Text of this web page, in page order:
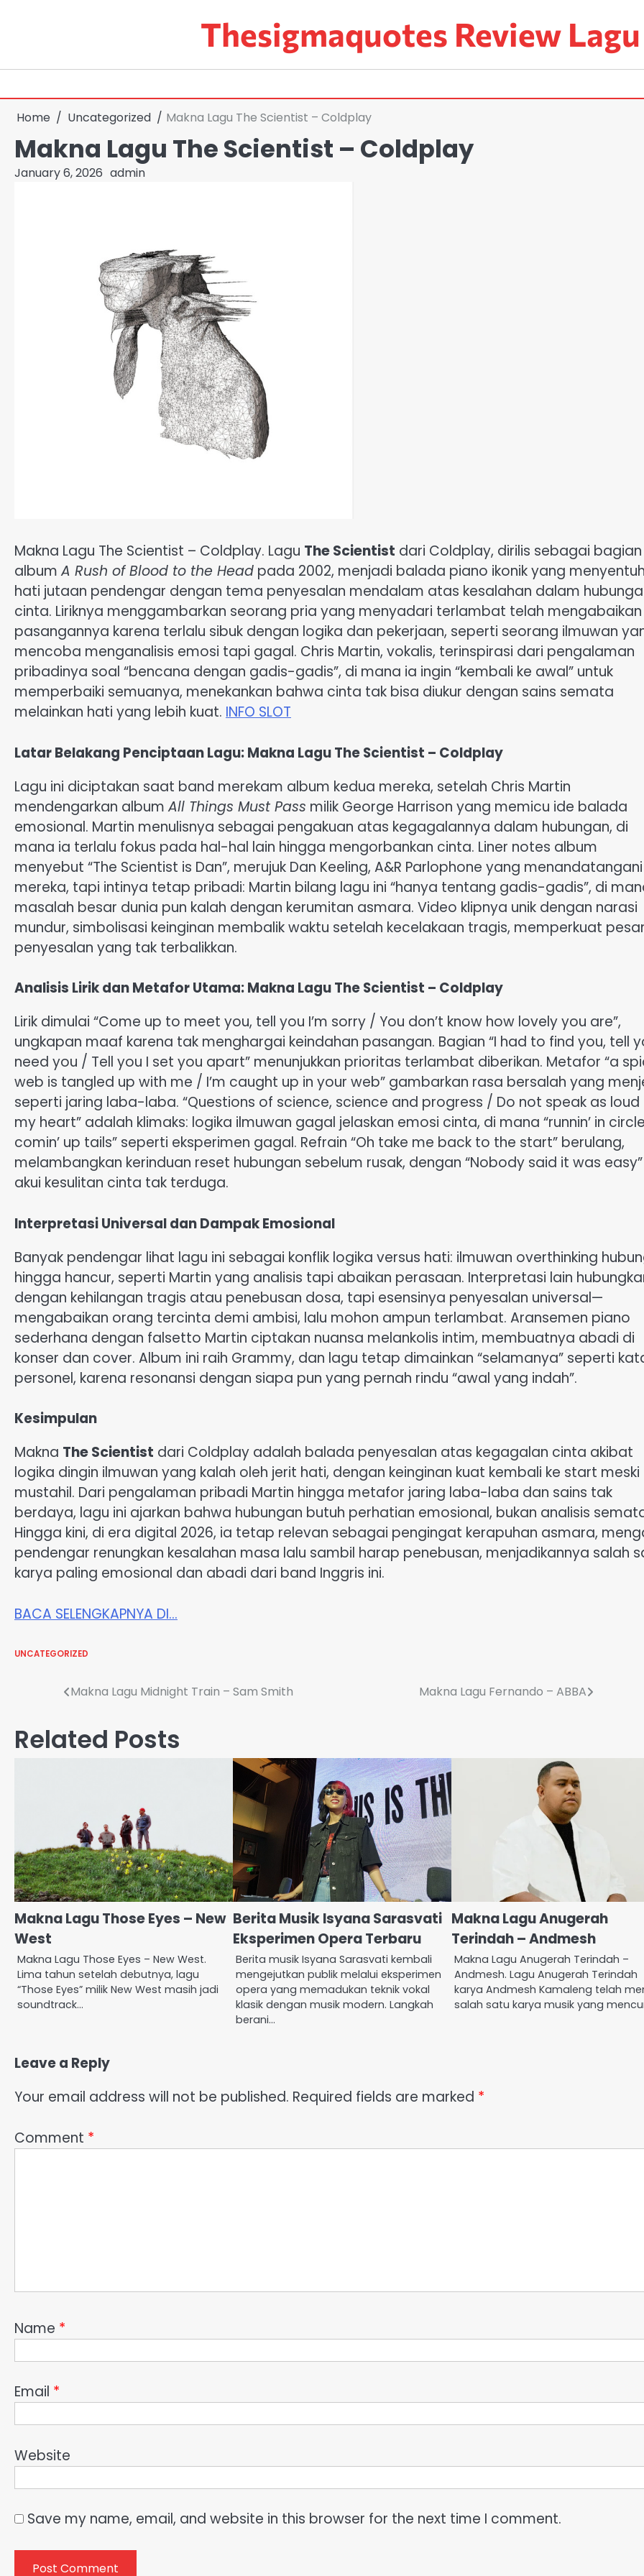
Thesigmaquotes Review
Home Uncategorized Makna Lagu The Scientist – Coldplay
Makna Lagu The Scientist – Coldplay
January 6, 2026 admin
Makna Lagu The Scientist – Coldplay. Lagu The Scientist dari Coldplay, dirilis sebagai bagian
album A Rush of Blood to the Head pada 2002, menjadi balada piano ikonik yang
hati jutaan pendengar dengan tema penyesalan mendalam atas kesalahan dalam
cinta. Liriknya menggambarkan seorang pria yang menyadari terlambat telah mengabaikan
pasangannya karena terlalu sibuk dengan logika dan pekerjaan, seperti seorang ilmuwan
mencoba menganalisis emosi tapi gagal. Chris Martin, vokalis, terinspirasi dari pengalaman
pribadinya soal “bencana dengan gadis-gadis”, di mana ia ingin “kembali ke awal” untuk
memperbaiki semuanya, menekankan bahwa cinta tak bisa diukur dengan sains semata
melainkan hati yang lebih kuat. INFO SLOT
Latar Belakang Penciptaan Lagu: Makna Lagu The Scientist – Coldplay
Lagu ini diciptakan saat band merekam album kedua mereka, setelah Chris Martin
mendengarkan album All Things Must Pass milik George Harrison yang memicu ide balada
emosional. Martin menulisnya sebagai pengakuan atas kegagalannya dalam hubungan, di
mana ia terlalu fokus pada hal-hal lain hingga mengorbankan cinta. Liner notes album
menyebut “The Scientist is Dan”, merujuk Dan Keeling, A&R Parlophone yang menandatangani
mereka, tapi intinya tetap pribadi: Martin bilang lagu ini “hanya tentang gadis-gadis”, di
masalah besar dunia pun kalah dengan kerumitan asmara. Video klipnya unik dengan narasi
mundur, simbolisasi keinginan membalik waktu setelah kecelakaan tragis, memperkuat
penyesalan yang tak terbalikkan.
Analisis Lirik dan Metafor Utama: Makna Lagu The Scientist – Coldplay
Lirik dimulai “Come up to meet you, tell you I’m sorry / You don’t know how lovely you are”,
ungkapan maaf karena tak menghargai keindahan pasangan. Bagian “I had to find you, tell
need you / Tell you I set you apart” menunjukkan prioritas terlambat diberikan. Metafor “a
web is tangled up with me / I’m caught up in your web” gambarkan rasa bersalah yang
seperti jaring laba-laba. “Questions of science, science and progress / Do not speak as loud
my heart” adalah klimaks: logika ilmuwan gagal jelaskan emosi cinta, di mana “runnin’ in
comin’ up tails” seperti eksperimen gagal. Refrain “Oh take me back to the start” berulang,
melambangkan kerinduan reset hubungan sebelum rusak, dengan “Nobody said it was easy”
akui kesulitan cinta tak terduga.
Interpretasi Universal dan Dampak Emosional
Banyak pendengar lihat lagu ini sebagai konflik logika versus hati: ilmuwan overthinking
hingga hancur, seperti Martin yang analisis tapi abaikan perasaan. Interpretasi lain
dengan kehilangan tragis atau penebusan dosa, tapi esensinya penyesalan universal—
mengabaikan orang tercinta demi ambisi, lalu mohon ampun terlambat. Aransemen piano
sederhana dengan falsetto Martin ciptakan nuansa melankolis intim, membuatnya abadi di
konser dan cover. Album ini raih Grammy, dan lagu tetap dimainkan “selamanya” seperti
personel, karena resonansi dengan siapa pun yang pernah rindu “awal yang indah”.
Kesimpulan
Makna The Scientist dari Coldplay adalah balada penyesalan atas kegagalan cinta akibat
logika dingin ilmuwan yang kalah oleh jerit hati, dengan keinginan kuat kembali ke start meski
mustahil. Dari pengalaman pribadi Martin hingga metafor jaring laba-laba dan sains tak
berdaya, lagu ini ajarkan bahwa hubungan butuh perhatian emosional, bukan analisis
Hingga kini, di era digital 2026, ia tetap relevan sebagai pengingat kerapuhan asmara,
pendengar renungkan kesalahan masa lalu sambil harap penebusan, menjadikannya salah
karya paling emosional dan abadi dari band Inggris ini.
BACA SELENGKAPNYA DI…
UNCATEGORIZED
Makna Lagu Midnight Train – Sam Smith Makna Lagu Fernando – ABBA
Related Posts
Makna Lagu Those Eyes – New
West
Makna Lagu Those Eyes – New West.
Lima tahun setelah debutnya, lagu
“Those Eyes” milik New West masih jadi
soundtrack…
Berita Musik Isyana Sarasvati
Eksperimen Opera Terbaru
Berita musik Isyana Sarasvati kembali
mengejutkan publik melalui eksperimen
opera yang memadukan teknik vokal
klasik dengan musik modern. Langkah
berani…
Makna Lagu Anugerah
Terindah – Andmesh
Makna Lagu Anugerah Terindah –
Andmesh. Lagu Anugerah Terindah
karya Andmesh Kamaleng telah
salah satu karya musik yang
Leave a Reply
Your email address will not be published. Required fields are marked *
Comment *
Name *
Email *
Website
Save my name, email, and website in this browser for the next time I comment.